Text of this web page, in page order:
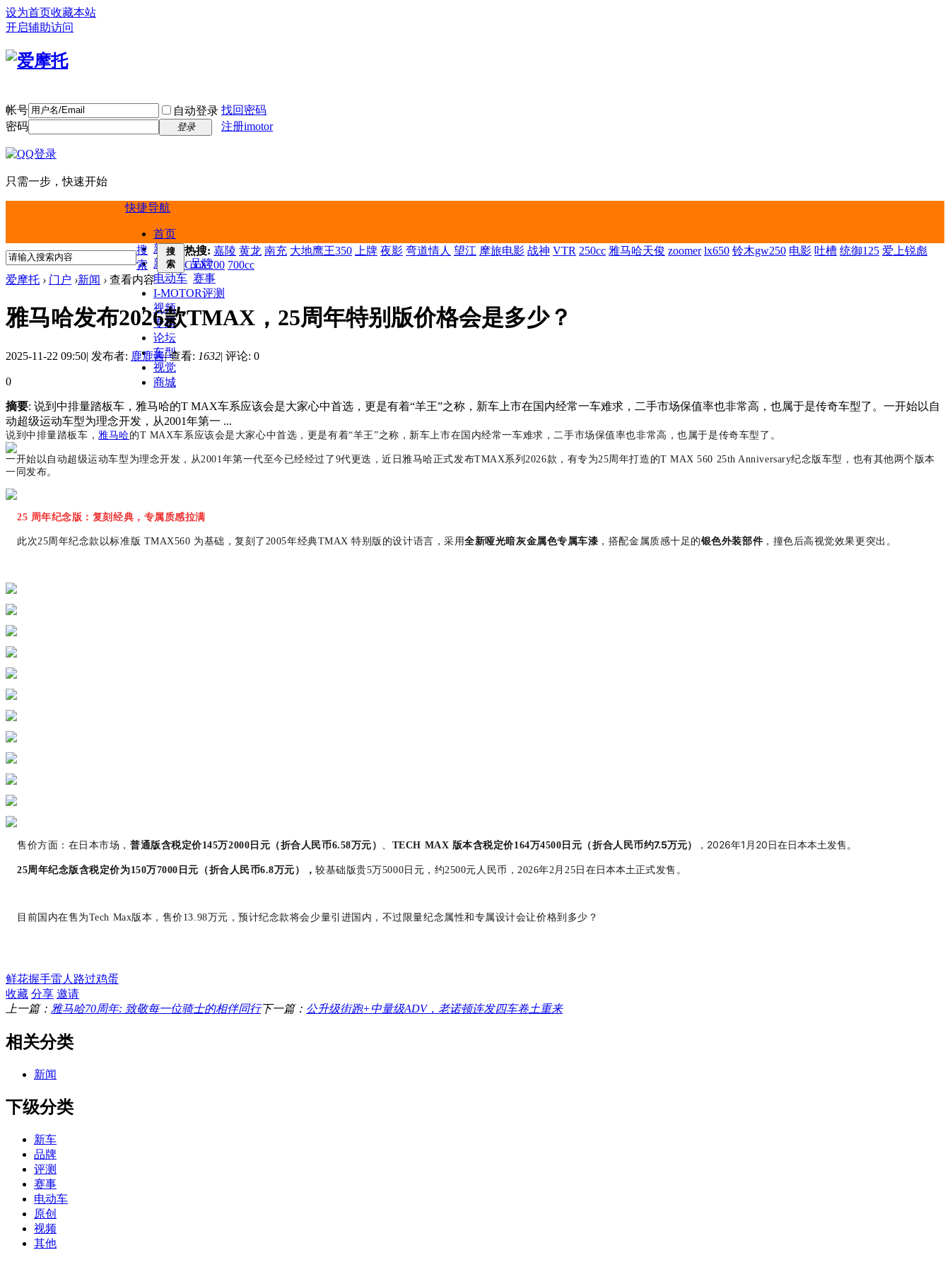
设为首页收藏本站
开启辅助访问
帐号 自动登录 找回密码
密码
登录 注册imotor
只需一步，快速开始
快捷导航
首页
新闻
新车
品牌
电动车 赛事
I-MOTOR评测
视频
专题
论坛
车型
视觉
商城
搜
索
搜
索
热搜: 嘉陵 黄龙 南充 大地鹰王350 上牌 夜影 弯道情人 望江 摩旅电影 战神 VTR 250cc 雅马哈天俊 zoomer lx650 铃木gw250 电影 吐槽 统御125 爱上锐彪
CTX700 700cc
爱摩托 › 门户 ›新闻 › 查看内容
雅马哈发布2026款TMAX，25周年特别版价格会是多少？
2025-11-22 09:50| 发布者: 鹿鹿酱|查看: 1632| 评论: 0
0
摘要: 说到中排量踏板车，雅马哈的T MAX车系应该会是大家心中首选，更是有着“羊王”之称，新车上市在国内经常一车难求，二手市场保值率也非常高，也属于是传奇车型了。一开始以自
动超级运动车型为理念开发，从2001年第一 ...
说到中排量踏板车， 雅马哈的T MAX车系应该会是大家心中首选，更是有着“羊王”之称，新车上市在国内经常一车难求，二手市场保值率也非常高，也属于是传奇车型 了。
一开始以自动超级运动车型为理念开发，从 2001年第一代至今已经经过了9代更迭，近日雅马哈正式发布TMAX系列2026款，有专为25周年打造的T MAX 560 25th Anniversary纪念版车型，也有其他两个版本
一同发布。
25 周年纪念版：复刻经典，专属质感拉满
此次25周年纪念款以标准版 TMAX560 为基础，复刻了2005年经典TMAX 特别版的设计语言，采用全新哑光暗灰金属色专属车漆 ，搭配金属质感十足的银色外装部件 ，撞色后高视觉效果更突出。
售价方面：在日本市场， 普通版含税定价145万2000日元（折合人民币6.58万元） TECH MAX 版本含税定价164万4500日元（折合人民币约7.5万元） ，2026年1月20日在日本本土发售。
25周年纪念版含税定价为150万7000日元（折合人民币6.8万元） ，较基础版贵5万5000日元，约2500元人民币 ，2026年2月25日 在日本本土正式发售。
目前国内在售为Tech Max版本，售价13.98万元，预计纪念款将会少量引进国内，不过限量纪念属性和专属设计会让价格到多少？
鲜花握手雷人 路过鸡蛋
收藏 分享 邀请
上一篇： 雅马哈70周年: 致敬每一位骑士的相伴同行下一篇： 公升级街跑+中量级ADV，老诺顿连发四车卷土重来
相关分类
新闻
下级分类
新车
品牌
评测
赛事
电动车
原创
视频
其他